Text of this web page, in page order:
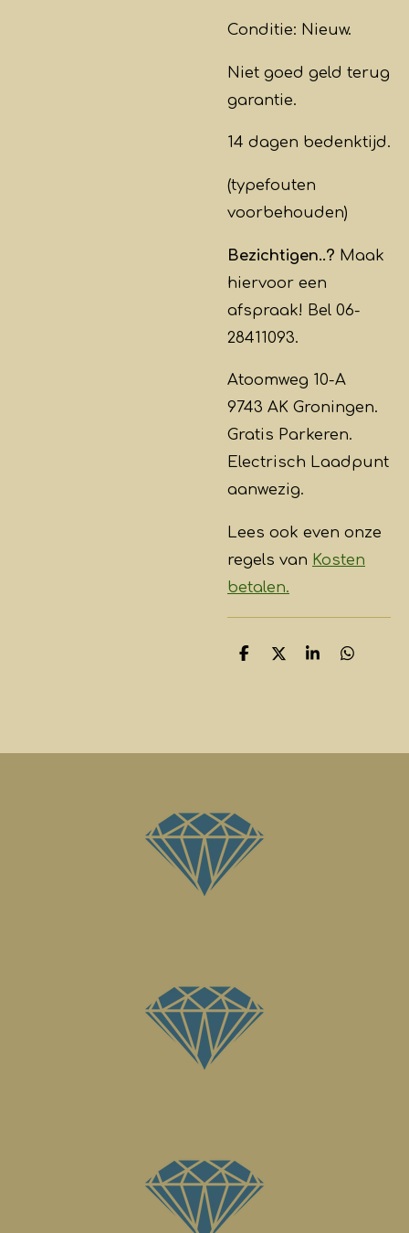
Conditie: Nieuw.
Niet goed geld terug
garantie.
14 dagen bedenktijd.
(typefouten
voorbehouden)
Bezichtigen..? Maak
hiervoor een
afspraak! Bel 06-
28411093.
Atoomweg 10-A
9743 AK Groningen.
Gratis Parkeren.
Electrisch Laadpunt
aanwezig.
Lees ook even onze
regels van Kosten
betalen.
D
D
S
D